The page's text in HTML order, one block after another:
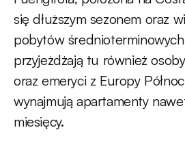
się dłuższym sezonem oraz
pobytów
przyjeżdżają tu również
oraz emeryci z Europy
wynajmują apartamenty
miesięcy.